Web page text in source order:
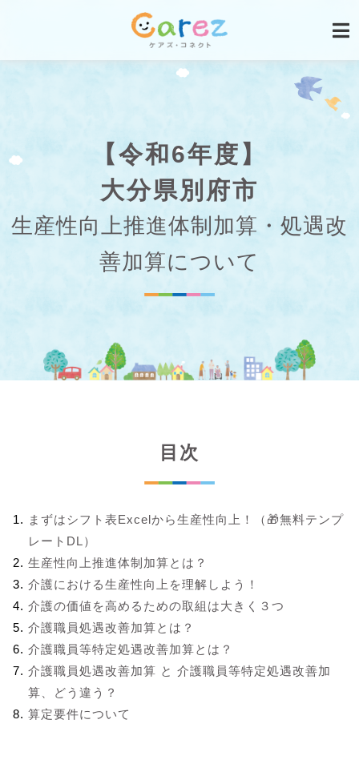
【令和6年度】
大分県別府市
生産性向上推進体制加算・処遇改
善加算について
目次
まずはシフト表Excelから生産性向上！（🎁無料テンプ
レートDL）
生産性向上推進体制加算とは？
介護における生産性向上を理解しよう！
介護の価値を高めるための取組は大きく３つ
介護職員処遇改善加算とは？
介護職員等特定処遇改善加算とは？
介護職員処遇改善加算 と 介護職員等特定処遇改善加
算、どう違う？
算定要件について